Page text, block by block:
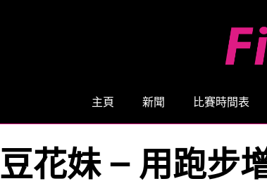
主頁 新聞 比賽時間表
豆花妹 — 用跑步